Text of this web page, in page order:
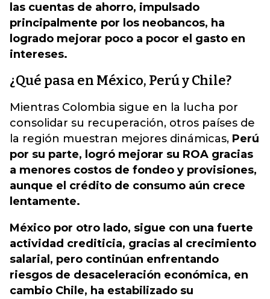
las cuentas de ahorro, impulsado
principalmente por los neobancos, ha
logrado mejorar poco a pocor el gasto en
intereses.
¿Qué pasa en México, Perú y Chile?
Mientras Colombia sigue en la lucha por
consolidar su recuperación, otros países de
la región muestran mejores dinámicas, Perú
por su parte, logró mejorar su ROA gracias
a menores costos de fondeo y provisiones,
aunque el crédito de consumo aún crece
lentamente.
México por otro lado, sigue con una fuerte
actividad crediticia, gracias al crecimiento
salarial, pero continúan enfrentando
riesgos de desaceleración económica, en
cambio Chile, ha estabilizado su